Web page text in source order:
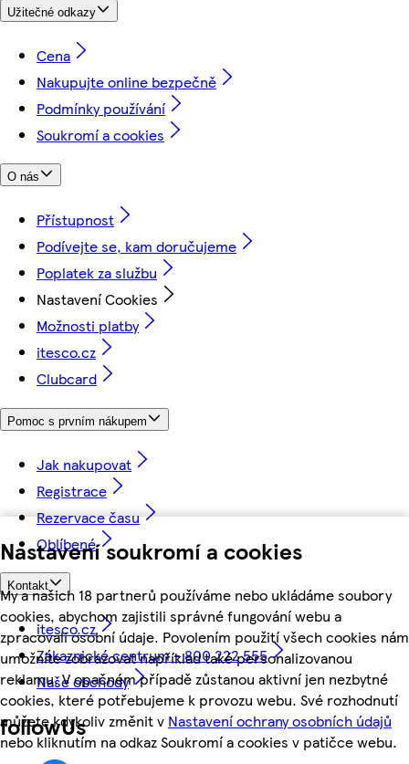
Nastavení soukromí a cookies
My a našich 18 partnerů používáme nebo ukládáme soubory
cookies, abychom zajistili správné fungování webu a
zpracovali osobní údaje. Povolením použití všech cookies nám
umožníte zobrazovat například také personalizovanou
reklamu. V opačném případě zůstanou aktivní jen nezbytné
cookies, které potřebujeme k provozu webu. Své rozhodnutí
můžete kdykoliv změnit v Nastavení ochrany osobních údajů
nebo kliknutím na odkaz Soukromí a cookies v patičce webu.
Užitečné odkazy
Cena
Nakupujte online bezpečně
Podmínky používání
Soukromí a cookies
O nás
Přístupnost
Podívejte se, kam doručujeme
Poplatek za službu
Nastavení Cookies
Možnosti platby
itesco.cz
Clubcard
Pomoc s prvním nákupem
Jak nakupovat
Registrace
Rezervace času
Oblíbené
Kontakt
itesco.cz
Zákaznické centrum - 800 222 555
Naše obchody
followUs